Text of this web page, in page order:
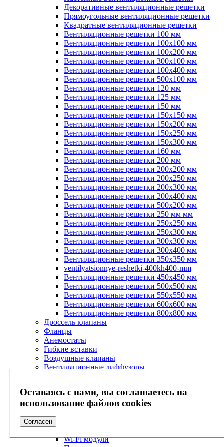
Оставаясь с нами, вы соглашаетесь на
использование файлов cookies
Согласен
Декоративные вентиляционные решетки
Прямоугольные вентиляционные решетки
Квадратные вентиляционные решетки
Вентиляционные решетки 100 мм
Вентиляционные решетки 100х100 мм
Вентиляционные решетки 100х200 мм
Вентиляционные решетки 300х100 мм
Вентиляционные решетки 100х400 мм
Вентиляционные решетки 500х100 мм
Вентиляционные решетки 120 мм
Вентиляционные решетки 125 мм
Вентиляционные решетки 150 мм
Вентиляционные решетки 150х150 мм
Вентиляционные решетки 150х200 мм
Вентиляционные решетки 150х250 мм
Вентиляционные решетки 150х300 мм
Вентиляционные решетки 160 мм
Вентиляционные решетки 200 мм
Вентиляционные решетки 200х200 мм
Вентиляционные решетки 200х250 мм
Вентиляционные решетки 200х300 мм
Вентиляционные решетки 200х400 мм
Вентиляционные решетки 500х200 мм
Вентиляционные решетки 250 мм мм
Вентиляционные решетки 250х250 мм
Вентиляционные решетки 250х300 мм
Вентиляционные решетки 300х300 мм
Вентиляционные решетки 300х400 мм
Вентиляционные решетки 350х350 мм
ventilyatsionnye-reshetki-400kh400-mm
Вентиляционные решетки 450х450 мм
Вентиляционные решетки 500х500 мм
Вентиляционные решетки 550х550 мм
Вентиляционные решетки 600х600 мм
Вентиляционные решетки 800х800 мм
Дроссель клапаны
Фланцы
Анемостаты
Гибкие вставки
Воздушные клапаны
Вентиляционные диффузоры
Бытовые системы кондиционирования
Мультисистемы кондиционирования
Wi-Fi модули